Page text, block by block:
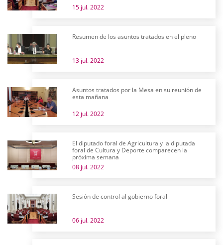
15 jul. 2022
Resumen de los asuntos tratados en el pleno
13 jul. 2022
Asuntos tratados por la Mesa en su reunión de
esta mañana
12 jul. 2022
El diputado foral de Agricultura y la diputada
foral de Cultura y Deporte comparecen la
próxima semana
08 jul. 2022
Sesión de control al gobierno foral
06 jul. 2022